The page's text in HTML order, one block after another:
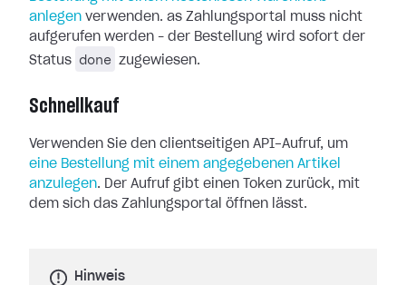
anlegen verwenden. as Zahlungsportal muss nicht
aufgerufen werden – der Bestellung wird sofort der
Status
done zugewiesen.
Schnellkauf
Verwenden Sie den clientseitigen API-Aufruf, um
eine Bestellung mit einem angegebenen Artikel
anzulegen. Der Aufruf gibt einen Token zurück, mit
dem sich das Zahlungsportal öffnen lässt.
Hinweis